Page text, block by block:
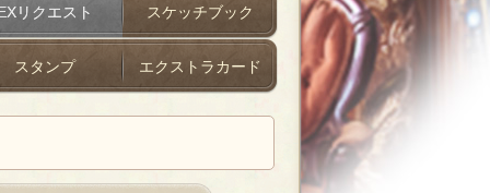
リクエスト スケッチブック
スタンプ エクストラカード